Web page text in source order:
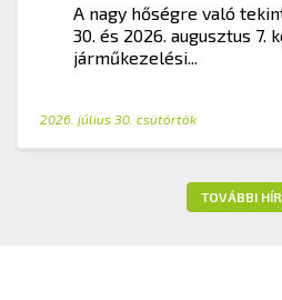
A nagy hőségre való
30. és 2026. augusztus 7.
járműkezelési...
2026. július 30. csütörtök
TOVÁBBI